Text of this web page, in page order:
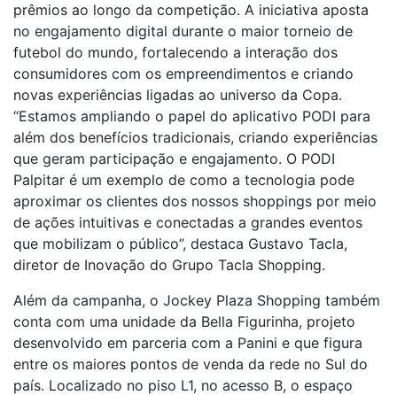
prêmios ao longo da competição. A iniciativa aposta
no engajamento digital durante o maior torneio de
futebol do mundo, fortalecendo a interação dos
consumidores com os empreendimentos e criando
novas experiências ligadas ao universo da Copa.
“Estamos ampliando o papel do aplicativo PODI para
além dos benefícios tradicionais, criando experiências
que geram participação e engajamento. O PODI
Palpitar é um exemplo de como a tecnologia pode
aproximar os clientes dos nossos shoppings por meio
de ações intuitivas e conectadas a grandes eventos
que mobilizam o público”, destaca Gustavo Tacla,
diretor de Inovação do Grupo Tacla Shopping.
Além da campanha, o Jockey Plaza Shopping também
conta com uma unidade da Bella Figurinha, projeto
desenvolvido em parceria com a Panini e que figura
entre os maiores pontos de venda da rede no Sul do
país. Localizado no piso L1, no acesso B, o espaço